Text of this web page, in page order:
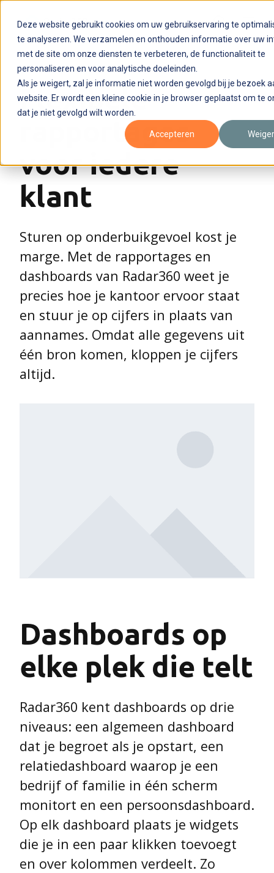
Deze website gebruikt cookies om uw gebruikservaring te
te analyseren. We verzamelen en onthouden informatie over uw
met de site om onze diensten te verbeteren, de functionaliteit te
personaliseren en voor analytische doeleinden.
Als je weigert, zal je informatie niet worden gevolgd bij je bezoek
website. Er wordt een kleine cookie in je browser geplaatst om te
dat je niet gevolgd wilt worden.
Accepteren
Flexibele
rapportages
voor iedere
klant
Sturen op onderbuikgevoel kost je
marge. Met de rapportages en
dashboards van Radar360 weet je
precies hoe je kantoor ervoor staat
en stuur je op cijfers in plaats van
aannames. Omdat alle gegevens uit
één bron komen, kloppen je cijfers
altijd.
Dashboards op
elke plek die telt
Radar360 kent dashboards op drie
niveaus: een algemeen dashboard
dat je begroet als je opstart, een
relatiedashboard waarop je een
bedrijf of familie in één scherm
monitort en een persoonsdashboard.
Op elk dashboard plaats je widgets
die je in een paar klikken toevoegt
en over kolommen verdeelt. Zo